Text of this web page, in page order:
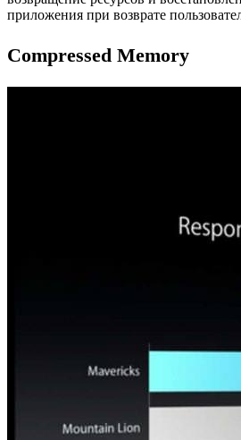
приложения при возврате
Compressed Memory